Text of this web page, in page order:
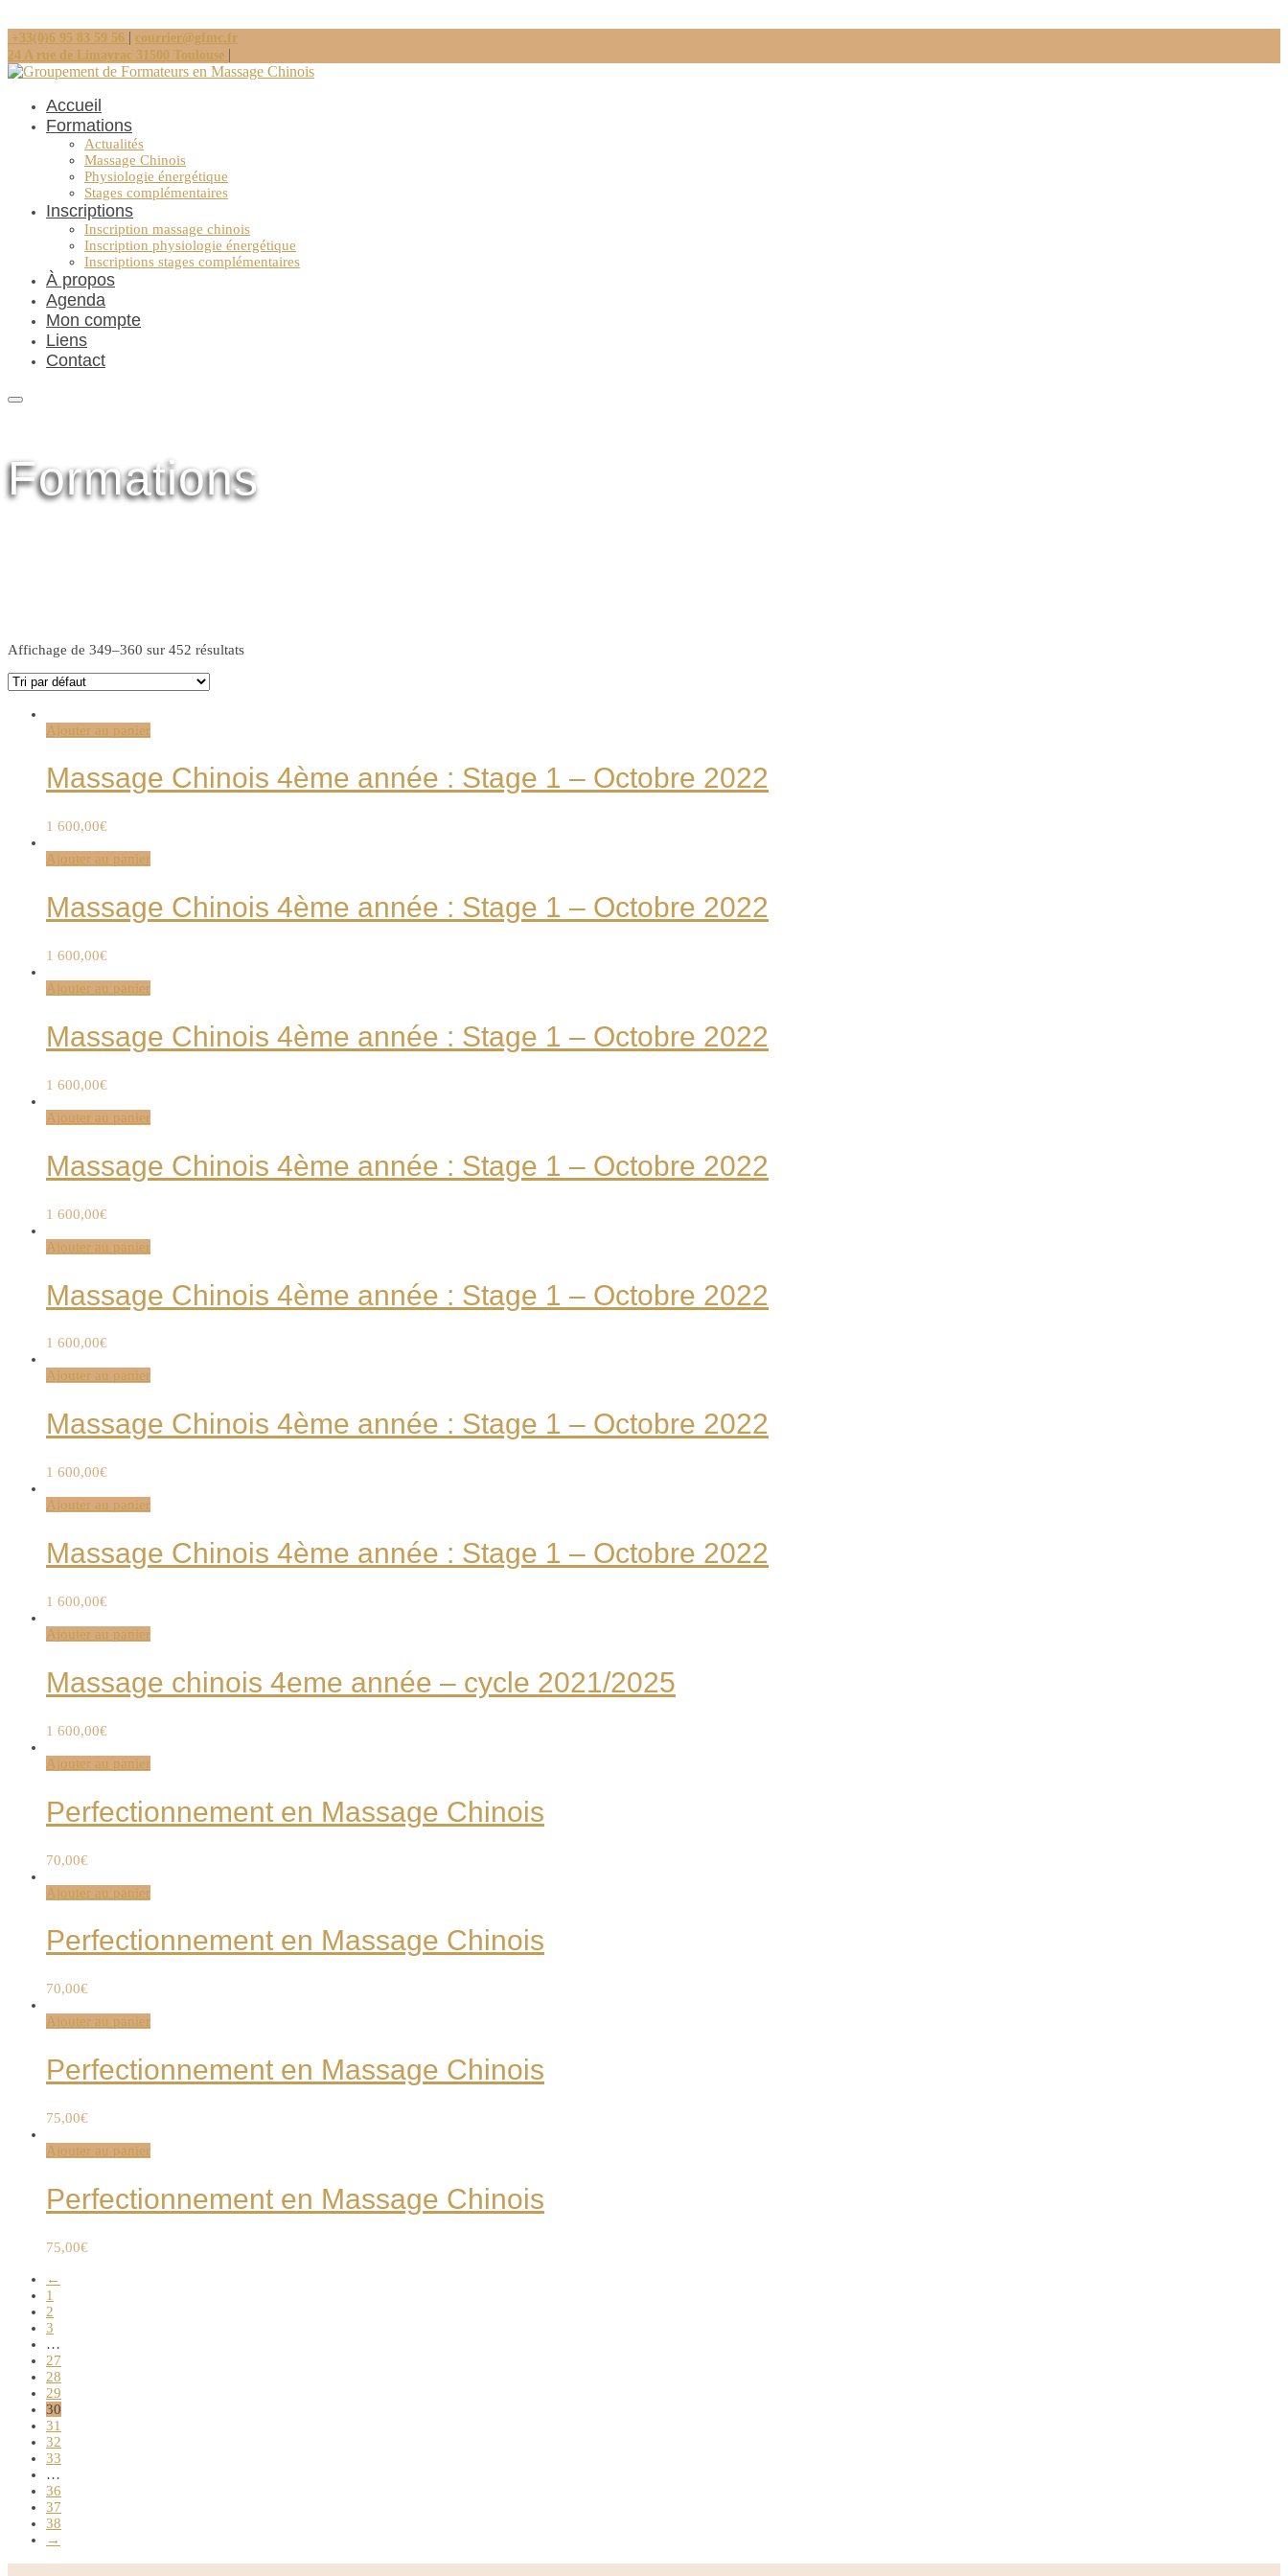
+33(0)6 95 83 59 56 | courrier@gfmc.fr
24 A rue de Limayrac 31500 Toulouse |
Accueil
Formations
Actualités
Massage Chinois
Physiologie énergétique
Stages complémentaires
Inscriptions
Inscription massage chinois
Inscription physiologie énergétique
Inscriptions stages complémentaires
À propos
Agenda
Mon compte
Liens
Contact
Formations
Affichage de 349–360 sur 452 résultats
Ajouter au panier
Massage Chinois 4ème année : Stage 1 – Octobre 2022
1 600,00€
Ajouter au panier
Massage Chinois 4ème année : Stage 1 – Octobre 2022
1 600,00€
Ajouter au panier
Massage Chinois 4ème année : Stage 1 – Octobre 2022
1 600,00€
Ajouter au panier
Massage Chinois 4ème année : Stage 1 – Octobre 2022
1 600,00€
Ajouter au panier
Massage Chinois 4ème année : Stage 1 – Octobre 2022
1 600,00€
Ajouter au panier
Massage Chinois 4ème année : Stage 1 – Octobre 2022
1 600,00€
Ajouter au panier
Massage Chinois 4ème année : Stage 1 – Octobre 2022
1 600,00€
Ajouter au panier
Massage chinois 4eme année – cycle 2021/2025
1 600,00€
Ajouter au panier
Perfectionnement en Massage Chinois
70,00€
Ajouter au panier
Perfectionnement en Massage Chinois
70,00€
Ajouter au panier
Perfectionnement en Massage Chinois
75,00€
Ajouter au panier
Perfectionnement en Massage Chinois
75,00€
←
1
2
3
…
27
28
29
30
31
32
33
…
36
37
38
→